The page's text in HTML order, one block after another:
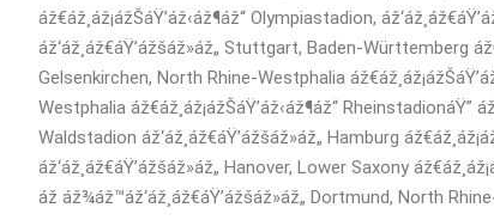
áž€áž¸áž¡ážŠáŸ’áž‹áž¶áž“ Olympiastadion,
áž‘áž¸áž€áŸ’ážšáž»áž„ Stuttgart, Baden-Württemberg
Gelsenkirchen, North Rhine-Westphalia
Westphalia áž€áž¸áž¡ážŠáŸ’áž‹áž¶áž“ RheinstadionáŸ”
Waldstadion áž‘áž¸áž€áŸ’ážšáž»áž„ Hamburg
áž‘áž¸áž€áŸ’ážšáž»áž„ Hanover, Lower Saxony
áž áž¾áž™áž‘áž¸áž€áŸ’ážšáž»áž„ Dortmund, North